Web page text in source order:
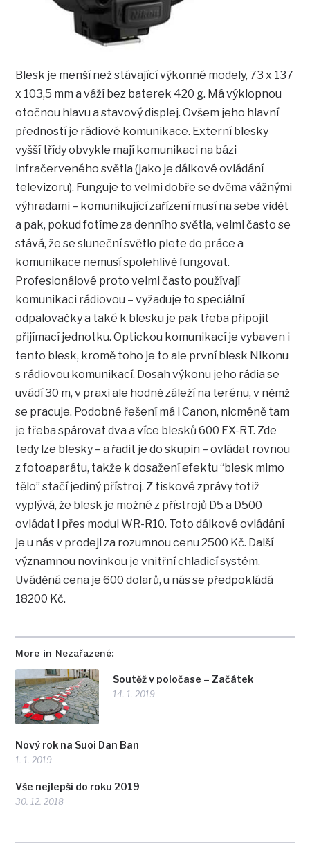
More in Nezařazené:
Soutěž v poločase – Začátek
14. 1. 2019
Nový rok na Suoi Dan Ban
1. 1. 2019
Vše nejlepší do roku 2019
30. 12. 2018
Blesk je menší než stávající výkonné modely, 73 x 137
x 103,5 mm a váží bez baterek 420 g. Má výklopnou
otočnou hlavu a stavový displej. Ovšem jeho hlavní
předností je rádiové komunikace. Externí blesky
vyšší třídy obvykle mají komunikaci na bázi
infračerveného světla (jako je dálkové ovládání
televizoru). Funguje to velmi dobře se dvěma vážnými
výhradami – komunikující zařízení musí na sebe vidět
a pak, pokud fotíme za denního světla, velmi často se
stává, že se sluneční světlo plete do práce a
komunikace nemusí spolehlivě fungovat.
Profesionálové proto velmi často používají
komunikaci rádiovou – vyžaduje to speciální
odpalovačky a také k blesku je pak třeba připojit
přijímací jednotku. Optickou komunikací je vybaven i
tento blesk, kromě toho je to ale první blesk Nikonu
s rádiovou komunikací. Dosah výkonu jeho rádia se
uvádí 30 m, v praxi ale hodně záleží na terénu, v němž
se pracuje. Podobné řešení má i Canon, nicméně tam
je třeba spárovat dva a více blesků 600 EX-RT. Zde
tedy lze blesky – a řadit je do skupin – ovládat rovnou
z fotoaparátu, takže k dosažení efektu “blesk mimo
tělo” stačí jediný přístroj. Z tiskové zprávy totiž
vyplývá, že blesk je možné z přístrojů D5 a D500
ovládat i přes modul WR-R10. Toto dálkové ovládání
je u nás v prodeji za rozumnou cenu 2500 Kč. Další
významnou novinkou je vnitřní chladicí systém.
Uváděná cena je 600 dolarů, u nás se předpokládá
18200 Kč.